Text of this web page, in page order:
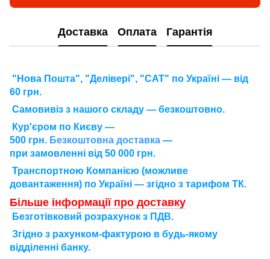
Доставка Оплата Гарантія
"Нова Пошта", "Делівері", "САТ" по Україні — від
60 грн.
Самовивіз з нашого складу — безкоштовно.
Кур'єром по Києву —
500 грн. Безкоштовна доставка —
при замовленні від 50 000 грн.
Транспортною Компанією (можливе
довантаження) по Україні — згідно з тарифом ТК.
Більше інформації про доставку
Безготівковий розрахунок з ПДВ.
Згідно з рахунком-фактурою в будь-якому
відділенні банку.